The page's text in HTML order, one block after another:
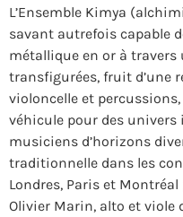
L’Ensemble Kimya
savant autrefois capable
métallique en or à
transfigurées, fruit d’une
violoncelle et
véhicule pour des univers
musiciens d’horizons
traditionnelle dans les
Londres, Paris et
Olivier Marin, alto et viole